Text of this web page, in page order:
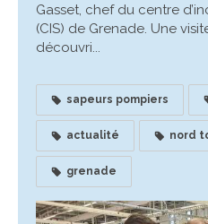
Gasset, chef du centre
(CIS) de Grenade. Une
découvri...
sapeurs pompiers
actualité nord
grenade